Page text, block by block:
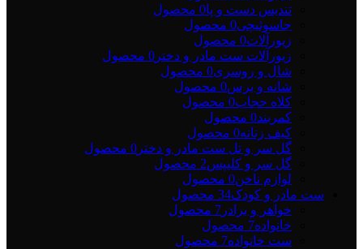
تندیس دست و پا0 محصول
جاسوئیچی0 محصول
زیورآلات0 محصول
زیورآلات ست مادر و دختر 0 محصول
شال و روسری0 محصول
شانه و برس0 محصول
کلاه حجاب0 محصول
کمربند0 محصول
کیف زنانه0 محصول
گل سر و تل ست مادر و دختر 0 محصول
گل سر و کلیپس2 محصول
لوازم ناخن0 محصول
ست مادر و کودک34 محصول
خواهر و برادر 7 محصول
خانواده7 محصول
ست خانواده7 محصول